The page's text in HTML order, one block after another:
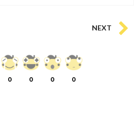
NEXT
0 0 0 0